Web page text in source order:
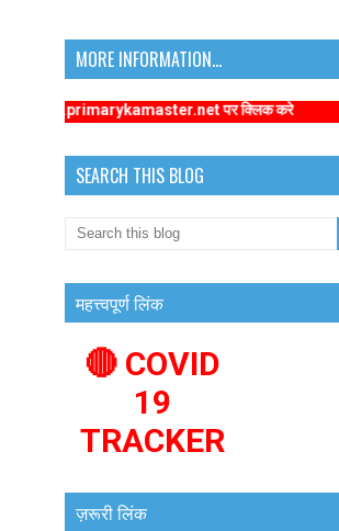
MORE INFORMATION...
पर क्लिक करे
SEARCH THIS BLOG
महत्त्वपूर्ण लिंक
🔴 COVID
19
TRACKER
ज़रूरी लिंक